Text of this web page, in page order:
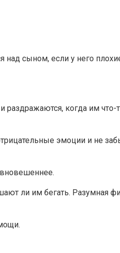
сыном, если у него
когда им что-
эмоции и не
ли им бегать. Разумная